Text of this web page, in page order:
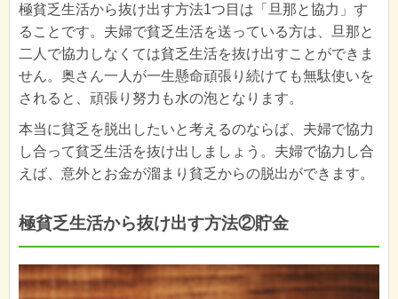
極貧乏生活から抜け出す方法1つ目は「旦那と協力」す
ることです。夫婦で貧乏生活を送っている方は、旦那と
二人で協力しなくては貧乏生活を抜け出すことができま
せん。奥さん一人が一生懸命頑張り続けても無駄使いを
されると、頑張り努力も水の泡となります。
本当に貧乏を脱出したいと考えるのならば、夫婦で協力
し合って貧乏生活を抜け出しましょう。夫婦で協力し合
えば、意外とお金が溜まり貧乏からの脱出ができます。
極貧乏生活から抜け出す方法②貯金